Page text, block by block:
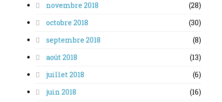
novembre 2018
(28)
octobre 2018
(30)
septembre 2018
(8)
août 2018
(13)
juillet 2018
(6)
juin 2018
(16)